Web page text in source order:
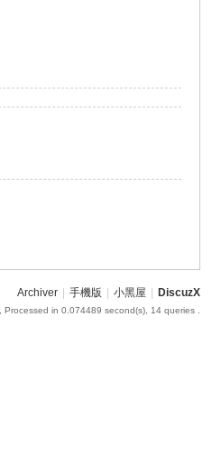
Archiver 手機版 小黑屋 DiscuzX
, Processed in 0.074489 second(s), 14 queries .